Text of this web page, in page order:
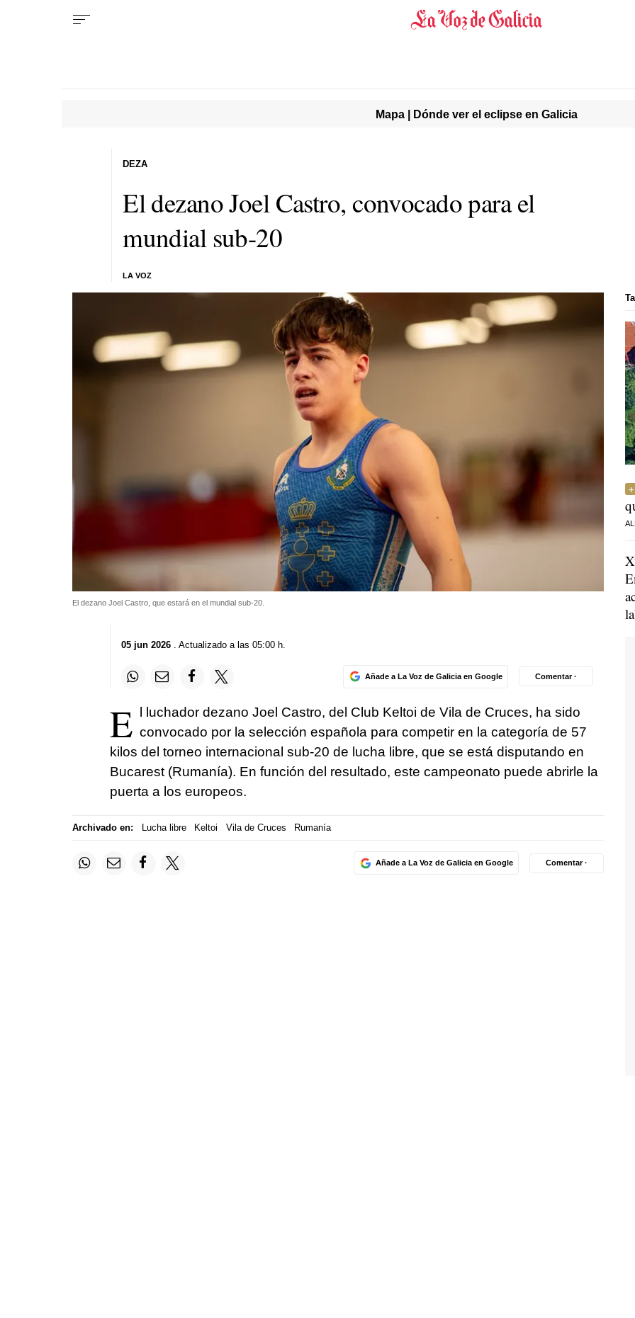
Mapa | Dónde ver el eclipse en Galicia
El dezano Joel Castro, convocado para el
mundial sub-20
LA VOZ
DEZA
El dezano Joel Castro, que estará en el mundial sub-20.
05 jun 2026. Actualizado a las 05:00 h.
Añade a La Voz de Galicia en Google Comentar ·
E l luchador dezano Joel Castro, del Club Keltoi de Vila de Cruces, ha sido
convocado por la selección española para competir en la categoría de 57
kilos del torneo internacional sub-20 de lucha libre, que se está disputando en
Bucarest (Rumanía). En función del resultado, este campeonato puede abrirle la
puerta a los europeos.
Archivado en: Lucha libre Keltoi Vila de Cruces Rumanía
Añade a La Voz de Galicia en Google Comentar ·